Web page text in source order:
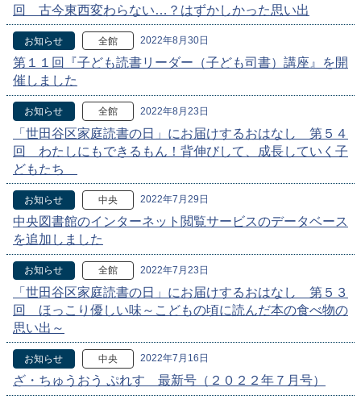
回 古今東西変わらない…？はずかしかった思い出
お知らせ 全館 2022年8月30日
第１１回『子ども読書リーダー（子ども司書）講座』を開
催しました
お知らせ 全館 2022年8月23日
「世田谷区家庭読書の日」にお届けするおはなし 第５４
回 わたしにもできるもん！背伸びして、成長していく子
どもたち
お知らせ 中央 2022年7月29日
中央図書館のインターネット閲覧サービスのデータベース
を追加しました
お知らせ 全館 2022年7月23日
「世田谷区家庭読書の日」にお届けするおはなし 第５３
回 ほっこり優しい味～こどもの頃に読んだ本の食べ物の
思い出～
お知らせ 中央 2022年7月16日
ざ・ちゅうおう ぷれす 最新号（２０２２年７月号）